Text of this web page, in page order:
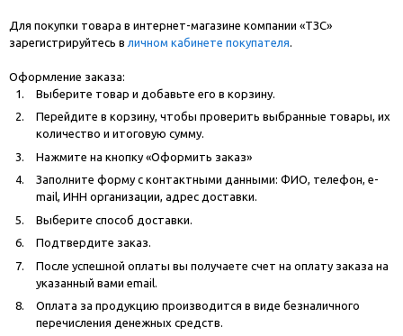
Для покупки товара в интернет-магазине компании «ТЗС»
зарегистрируйтесь в личном кабинете покупателя.
Оформление заказа:
Выберите товар и добавьте его в корзину.
Перейдите в корзину, чтобы проверить выбранные товары, их
количество и итоговую сумму.
Нажмите на кнопку «Оформить заказ»
Заполните форму с контактными данными: ФИО, телефон, e-
mail, ИНН организации, адрес доставки.
Выберите способ доставки.
Подтвердите заказ.
После успешной оплаты вы получаете счет на оплату заказа на
указанный вами email.
Оплата за продукцию производится в виде безналичного
перечисления денежных средств.